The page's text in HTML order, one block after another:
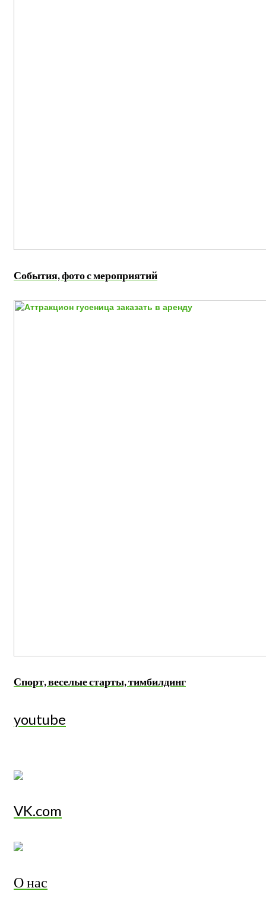
События, фото с мероприятий
Спорт, веселые старты, тимбилдинг
youtube
VK.com
О нас